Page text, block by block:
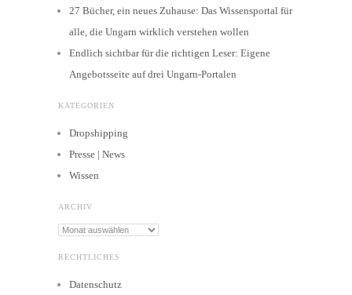
27 Bücher, ein neues Zuhause: Das Wissensportal für
alle, die Ungarn wirklich verstehen wollen
Endlich sichtbar für die richtigen Leser: Eigene
Angebotsseite auf drei Ungarn-Portalen
KATEGORIEN
Dropshipping
Presse | News
Wissen
ARCHIV
Archiv
RECHTLICHES
Datenschutz